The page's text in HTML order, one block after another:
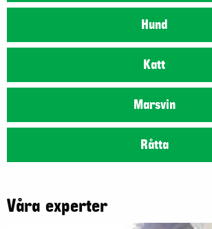
Hund
Katt
Marsvin
Råtta
Våra experter